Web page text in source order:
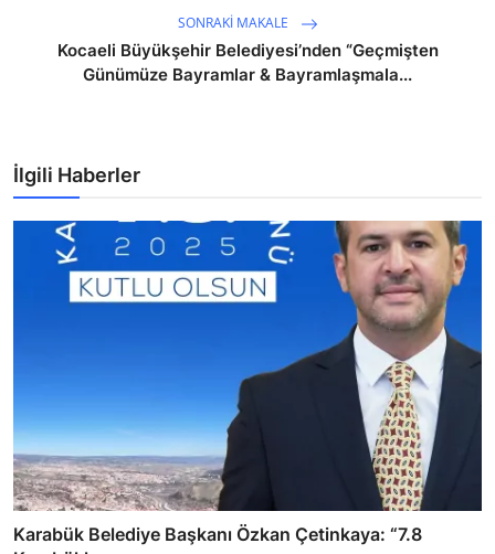
SONRAKI MAKALE
Kocaeli Büyükşehir Belediyesi’nden “Geçmişten
Günümüze Bayramlar & Bayramlaşmala...
İlgili Haberler
Karabük Belediye Başkanı Özkan Çetinkaya: “7.8